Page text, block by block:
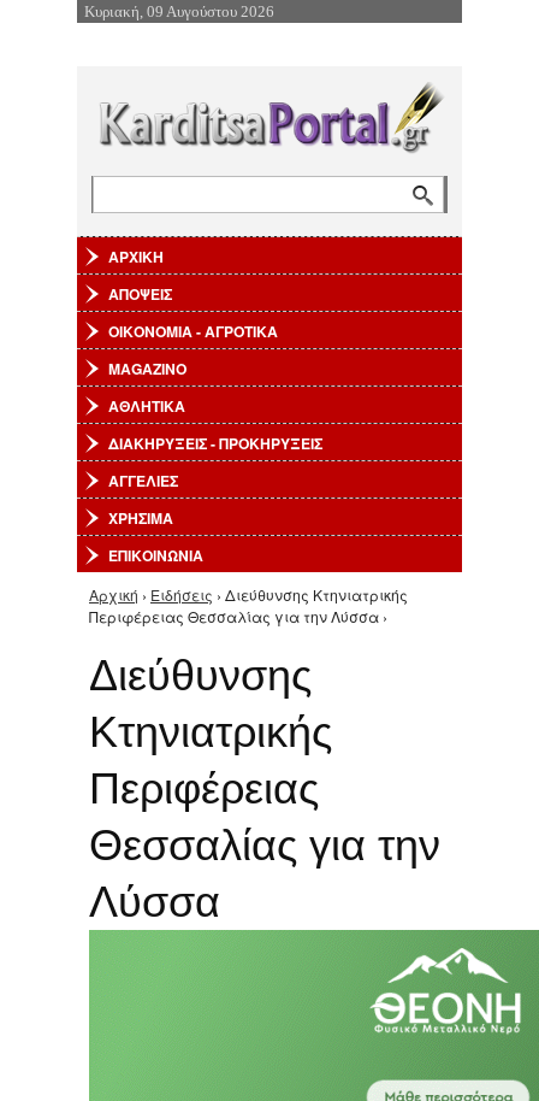
Επιστροφή στην Πλοήγηση
Κυριακή, 09 Αυγούστου 2026
ΑΡΧΙΚΗ
ΑΠΟΨΕΙΣ
ΟΙΚΟΝΟΜΙΑ - ΑΓΡΟΤΙΚΑ
MAGAZINO
ΑΘΛΗΤΙΚΑ
ΔΙΑΚΗΡΥΞΕΙΣ - ΠΡΟΚΗΡΥΞΕΙΣ
ΑΓΓΕΛΙΕΣ
ΧΡΗΣΙΜΑ
ΕΠΙΚΟΙΝΩΝΙΑ
Είστε εδώ
Αρχική › Ειδήσεις › Διεύθυνσης Κτηνιατρικής
Περιφέρειας Θεσσαλίας για την Λύσσα ›
Διεύθυνσης
Κτηνιατρικής
Περιφέρειας
Θεσσαλίας για την
Λύσσα